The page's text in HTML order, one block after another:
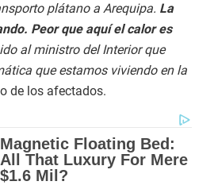
plátano a Arequipa. La
Peor que aquí el calor es
al ministro del Interior que
que estamos viviendo en la
de los afectados.